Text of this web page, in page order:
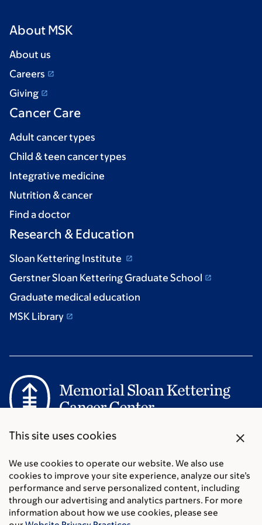
This site uses cookies
close
We use cookies to operate our website. We also use
cookies to improve your site experience, analyze our site’s
performance and serve personalized content, including
through our advertising and analytics partners. For more
information about how we use cookies, please see
About MSK
About us
Careers
Giving
Cancer Care
Adult cancer types
Child & teen cancer types
Integrative medicine
Nutrition & cancer
Find a doctor
Research & Education
Sloan Kettering Institute
Gerstner Sloan Kettering Graduate School
Graduate medical education
MSK Library
Communication preferences
Legal disclaimer
Accessibility Statement
Privacy policy
Price transparency
Public notices